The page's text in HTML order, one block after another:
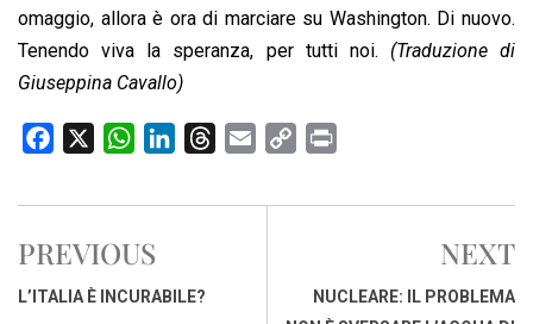
omaggio, allora è ora di marciare su Washington. Di nuovo.
Tenendo viva la speranza, per tutti noi. (Traduzione di
Giuseppina Cavallo)
c
b
o
W
a
s
A
n
d
r
a
p
i
PREVIOUS
L’ITALIA È INCURABILE?
NEXT
NUCLEARE: IL PROBLEMA